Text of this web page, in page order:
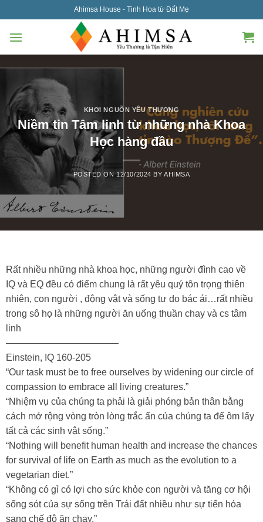
to
content
Ahimsa House - Tinh Hoa từ Đất Mẹ
KHƠI NGUỒN YÊU THƯƠNG
Niềm tin Tâm linh từ những nhà Khoa
Học hàng đầu
POSTED ON 12/10/2024 BYAHIMSA
Rất nhiều những nhà khoa học, những người đình cao về
IQ và EQ đều có điểm chung là rất yêu quý tôn trọng thiên
nhiên, con người , động vật và sống tự do bác ái…rất nhiều
trong sô họ là những người ăn uống thuần chay và cs tâm
linh
————————————
Einstein, IQ 160-205
“Our task must be to free ourselves by widening our circle of
compassion to embrace all living creatures.”
“Nhiệm vụ của chúng ta phải là giải phóng bản thân bằng
cách mở rộng vòng tròn lòng trắc ẩn của chúng ta để ôm lấy
tất cả các sinh vật sống.”
“Nothing will benefit human health and increase the chances
for survival of life on Earth as much as the evolution to a
vegetarian diet.”
“Không có gì có lợi cho sức khỏe con người và tăng cơ hội
sống sót của sự sống trên Trái đất nhiều như sự tiến hóa
sang chế độ ăn chay.”